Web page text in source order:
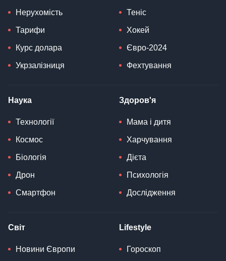
Нерухомість
Тарифи
Курс долара
Укрзалізниця
Теніс
Хокей
Євро-2024
Фехтування
Наука
Технології
Космос
Біологія
Дрон
Смартфон
Здоров'я
Мама і дитя
Харчування
Дієта
Психологія
Дослідження
Світ
Новини Європи
Lifestyle
Гороскоп